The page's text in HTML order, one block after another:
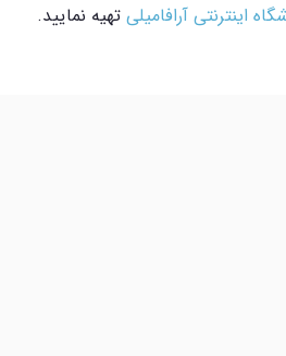
اینترنتی آرافامیلی تهیه نمایید.